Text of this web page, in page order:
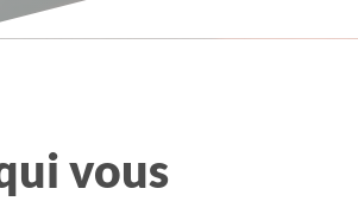
vous